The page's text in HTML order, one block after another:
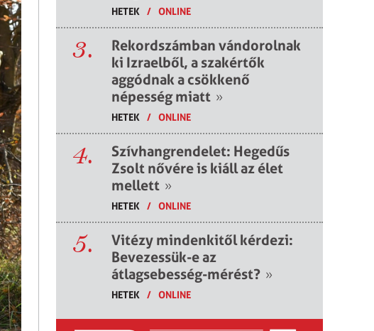
HETEK / ONLINE
3.
Rekordszámban vándorolnak
ki Izraelből, a szakértők
aggódnak a csökkenő
népesség miatt »
HETEK / ONLINE
4.
Szívhangrendelet: Hegedűs
Zsolt nővére is kiáll az élet
mellett »
HETEK / ONLINE
5.
Vitézy mindenkitől kérdezi:
Bevezessük-e az
átlagsebesség-mérést? »
HETEK / ONLINE